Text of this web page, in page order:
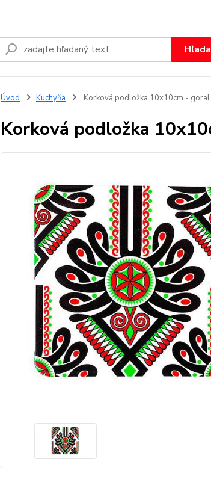
Úvod Kuchyňa Korková podložka 10x10cm - goral
Korková podložka